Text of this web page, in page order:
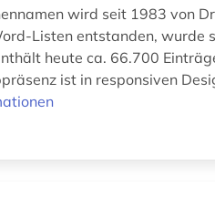
wird seit 1983 von
Listen entstanden, wurde
heute ca. 66.700
ist in responsiven